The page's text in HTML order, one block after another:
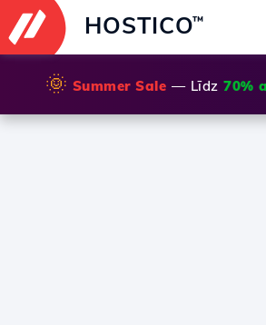
HOSTICO™
🌞 Summer Sale — Līdz 70%